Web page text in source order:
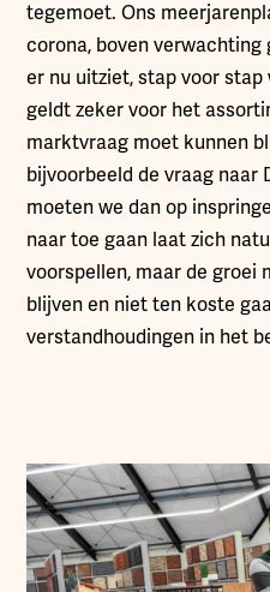
tegemoet. Ons
corona, boven verwachting
er nu uitziet, stap voor
geldt zeker voor het
marktvraag moet kunnen
bijvoorbeeld de vraag naar
moeten we dan op
naar toe gaan laat zich
voorspellen, maar de groei
blijven en niet ten koste
verstandhoudingen in het